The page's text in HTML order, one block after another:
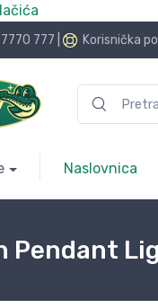
777 Korisnička
Naslovnica
Pendant